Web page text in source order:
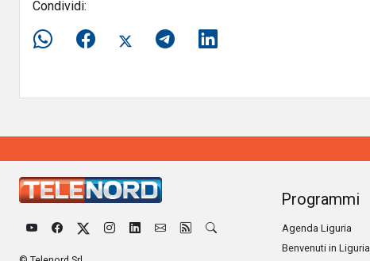
Condividi:
Programmi
Agenda Liguria
Benvenuti in Liguria